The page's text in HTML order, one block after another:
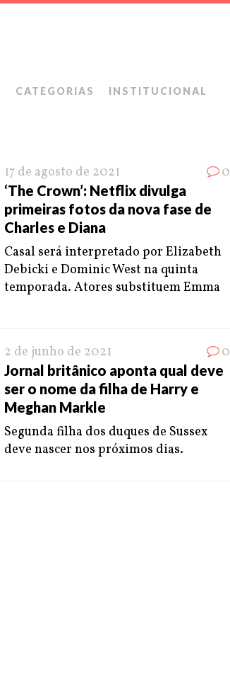
CATEGORIAS INSTITUCIONAL
17 de agosto de 2021 0
‘The Crown’: Netflix divulga
primeiras fotos da nova fase de
Charles e Diana
Casal será interpretado por Elizabeth
Debicki e Dominic West na quinta
temporada. Atores substituem Emma
2 de junho de 2021 0
Jornal britânico aponta qual deve
ser o nome da filha de Harry e
Meghan Markle
Segunda filha dos duques de Sussex
deve nascer nos próximos dias.